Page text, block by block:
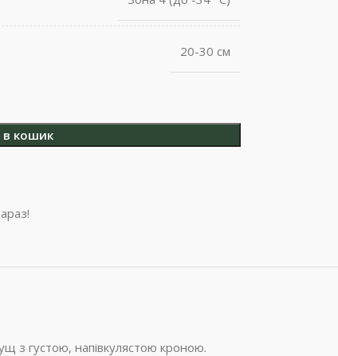
20-30 см
кошик
з густою, напівкулястою кроною.